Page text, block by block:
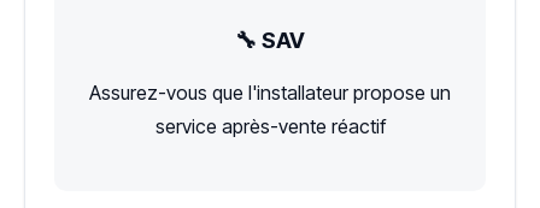
🔧 SAV
Assurez-vous que l'installateur propose un
service après-vente réactif